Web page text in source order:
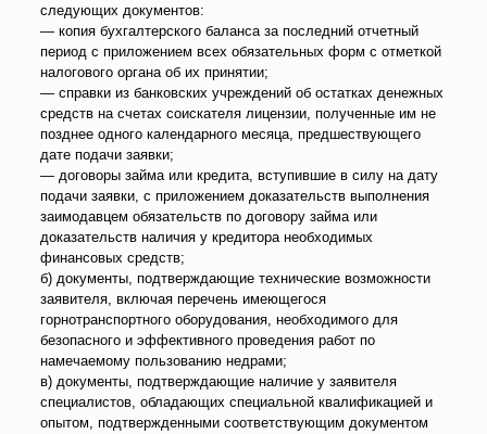
следующих документов:
— копия бухгалтерского баланса за последний отчетный
период с приложением всех обязательных форм с отметкой
налогового органа об их принятии;
— справки из банковских учреждений об остатках денежных
средств на счетах соискателя лицензии, полученные им не
позднее одного календарного месяца, предшествующего
дате подачи заявки;
— договоры займа или кредита, вступившие в силу на дату
подачи заявки, с приложением доказательств выполнения
заимодавцем обязательств по договору займа или
доказательств наличия у кредитора необходимых
финансовых средств;
б) документы, подтверждающие технические возможности
заявителя, включая перечень имеющегося
горнотранспортного оборудования, необходимого для
безопасного и эффективного проведения работ по
намечаемому пользованию недрами;
в) документы, подтверждающие наличие у заявителя
специалистов, обладающих специальной квалификацией и
опытом, подтвержденными соответствующим документом